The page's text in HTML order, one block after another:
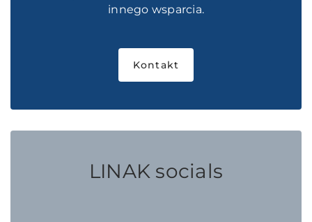
innego wsparcia.
Kontakt
LINAK socials